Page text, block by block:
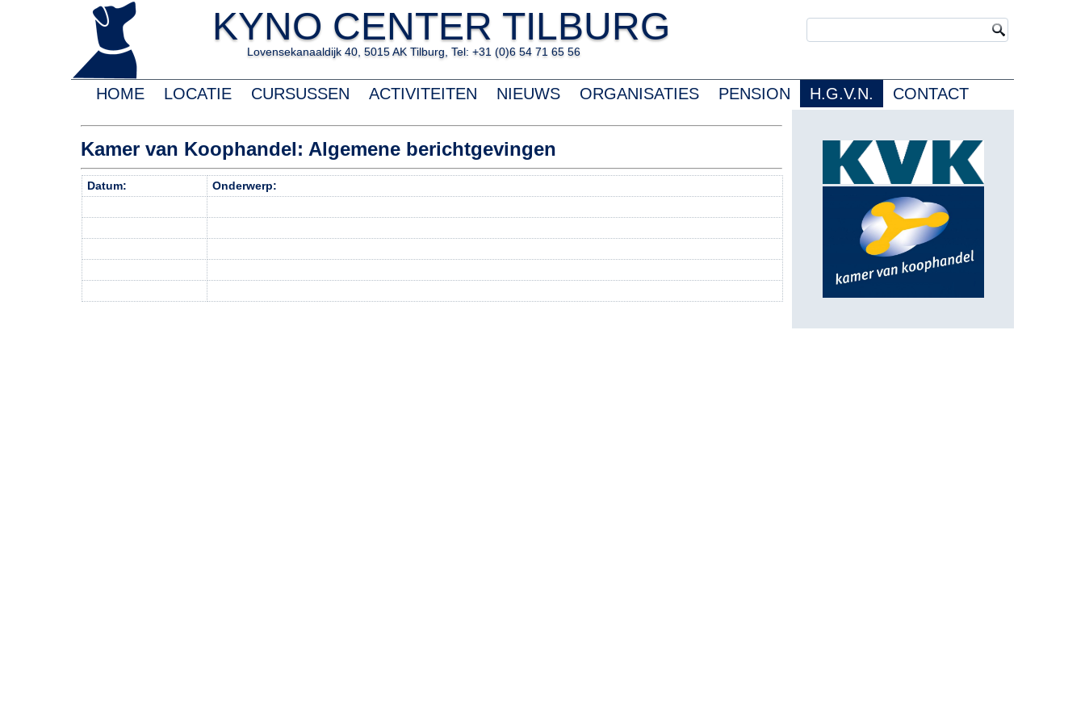
KYNO CENTER TILBURG
Lovensekanaaldijk 40, 5015 AK Tilburg, Tel: +31 (0)6 54 71 65 56
HOME LOCATIE CURSUSSEN ACTIVITEITEN NIEUWS ORGANISATIES PENSION H.G.V.N. CONTACT
Kamer van Koophandel: Algemene berichtgevingen
Datum: Onderwerp: